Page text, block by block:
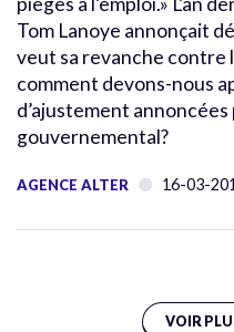
Tom Lanoye annonçait
veut sa revanche contre
comment devons-nous
d’ajustement
gouvernemental?
AGENCE ALTER 16-03-
VOIR